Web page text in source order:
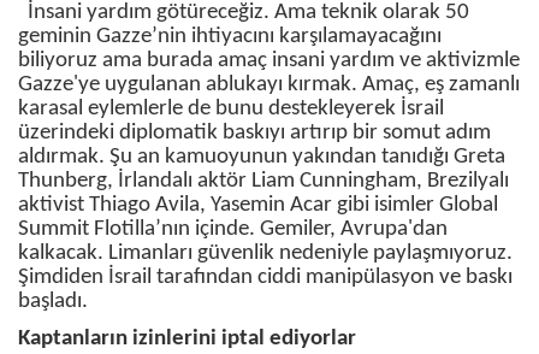
İnsani yardım götüreceğiz. Ama teknik olarak 50
geminin Gazze’nin ihtiyacını karşılamayacağını
biliyoruz ama burada amaç insani yardım ve aktivizmle
Gazze'ye uygulanan ablukayı kırmak. Amaç, eş zamanlı
karasal eylemlerle de bunu destekleyerek İsrail
üzerindeki diplomatik baskıyı artırıp bir somut adım
aldırmak. Şu an kamuoyunun yakından tanıdığı Greta
Thunberg, İrlandalı aktör Liam Cunningham, Brezilyalı
aktivist Thiago Avila, Yasemin Acar gibi isimler Global
Summit Flotilla’nın içinde. Gemiler, Avrupa'dan
kalkacak. Limanları güvenlik nedeniyle paylaşmıyoruz.
Şimdiden İsrail tarafından ciddi manipülasyon ve baskı
başladı.
Kaptanların izinlerini iptal ediyorlar